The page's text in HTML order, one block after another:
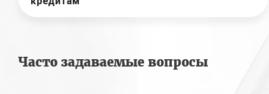
Часто задаваемые вопросы